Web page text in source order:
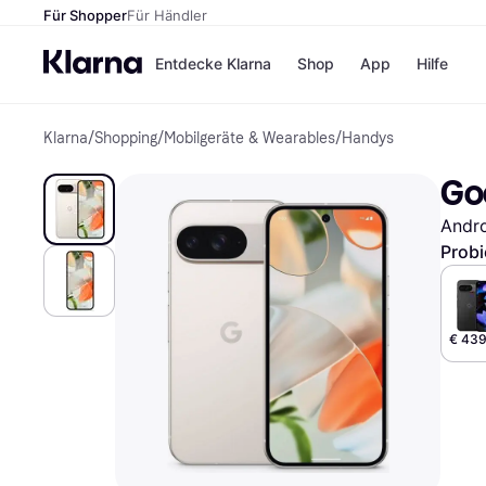
Für ShopperFür Händler
Entdecke Klarna
Zahlungsmethoden
Bezahle in 3
Bezahle in bis zu 30
Ratenzahlung
Shop
H&M
Temu
Alle Shops
App Hilfe
Klarna/Shopping/Mobilgeräte & Wearables/Handys
€